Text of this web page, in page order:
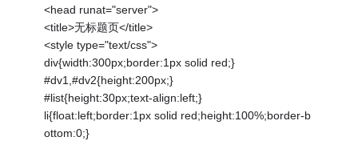
<head runat="server">
<title>无标题页</title>
<style type="text/css">
div{width:300px;border:1px solid red;}
#dv1,#dv2{height:200px;}
#list{height:30px;text-align:left;}
li{float:left;border:1px solid red;height:100%;border-b
ottom:0;}